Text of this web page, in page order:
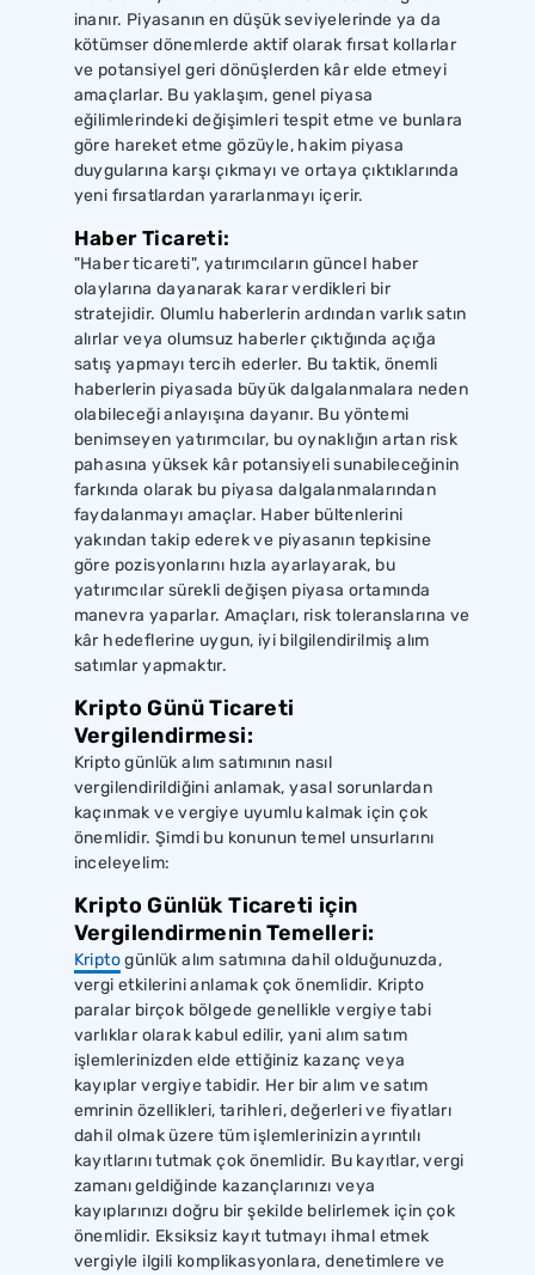
inanır. Piyasanın en düşük seviyelerinde ya da
kötümser dönemlerde aktif olarak fırsat kollarlar
ve potansiyel geri dönüşlerden kâr elde etmeyi
amaçlarlar. Bu yaklaşım, genel piyasa
eğilimlerindeki değişimleri tespit etme ve bunlara
göre hareket etme gözüyle, hakim piyasa
duygularına karşı çıkmayı ve ortaya çıktıklarında
yeni fırsatlardan yararlanmayı içerir.
Haber Ticareti:
"Haber ticareti", yatırımcıların güncel haber
olaylarına dayanarak karar verdikleri bir
stratejidir. Olumlu haberlerin ardından varlık satın
alırlar veya olumsuz haberler çıktığında açığa
satış yapmayı tercih ederler. Bu taktik, önemli
haberlerin piyasada büyük dalgalanmalara neden
olabileceği anlayışına dayanır. Bu yöntemi
benimseyen yatırımcılar, bu oynaklığın artan risk
pahasına yüksek kâr potansiyeli sunabileceğinin
farkında olarak bu piyasa dalgalanmalarından
faydalanmayı amaçlar. Haber bültenlerini
yakından takip ederek ve piyasanın tepkisine
göre pozisyonlarını hızla ayarlayarak, bu
yatırımcılar sürekli değişen piyasa ortamında
manevra yaparlar. Amaçları, risk toleranslarına ve
kâr hedeflerine uygun, iyi bilgilendirilmiş alım
satımlar yapmaktır.
Kripto Günü Ticareti
Vergilendirmesi:
Kripto günlük alım satımının nasıl
vergilendirildiğini anlamak, yasal sorunlardan
kaçınmak ve vergiye uyumlu kalmak için çok
önemlidir. Şimdi bu konunun temel unsurlarını
inceleyelim:
Kripto Günlük Ticareti için
Vergilendirmenin Temelleri:
Kriptogünlük alım satımına dahil olduğunuzda,
vergi etkilerini anlamak çok önemlidir. Kripto
paralar birçok bölgede genellikle vergiye tabi
varlıklar olarak kabul edilir, yani alım satım
işlemlerinizden elde ettiğiniz kazanç veya
kayıplar vergiye tabidir. Her bir alım ve satım
emrinin özellikleri, tarihleri, değerleri ve fiyatları
dahil olmak üzere tüm işlemlerinizin ayrıntılı
kayıtlarını tutmak çok önemlidir. Bu kayıtlar, vergi
zamanı geldiğinde kazançlarınızı veya
kayıplarınızı doğru bir şekilde belirlemek için çok
önemlidir. Eksiksiz kayıt tutmayı ihmal etmek
vergiyle ilgili komplikasyonlara, denetimlere ve